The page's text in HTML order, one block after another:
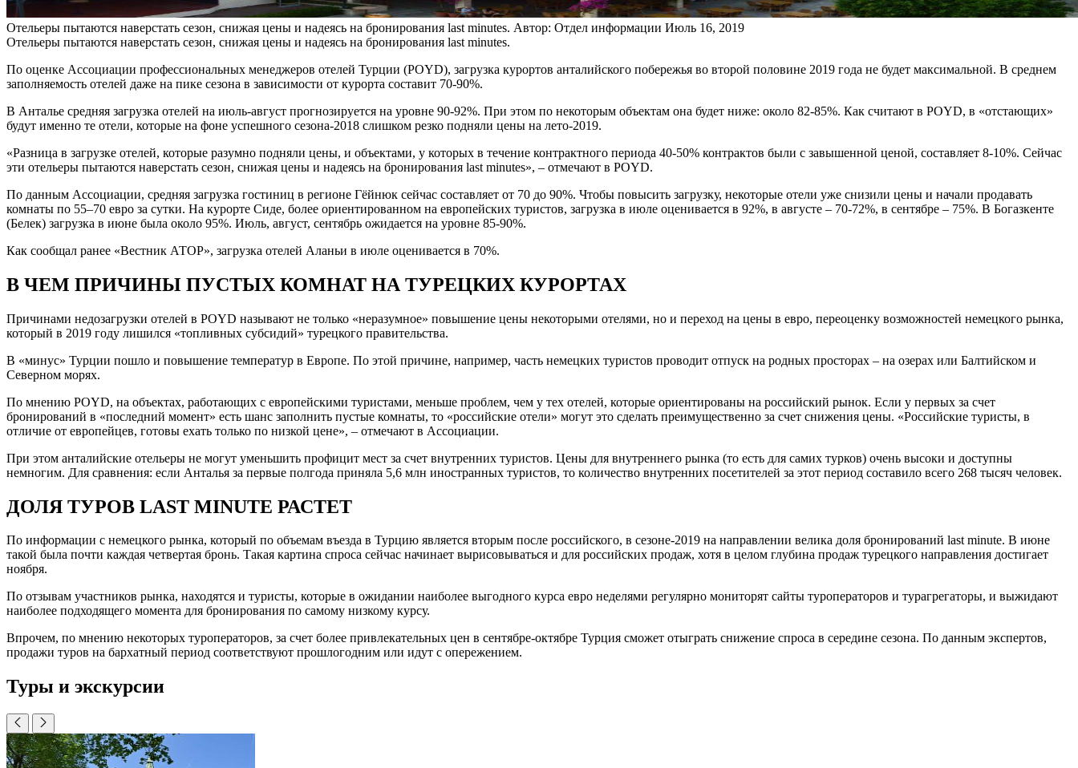
Отельеры пытаются наверстать сезон, снижая цены и надеясь на бронирования last minutes. Автор: Отдел информации Июль 16, 2019
Отельеры пытаются наверстать сезон, снижая цены и надеясь на бронирования last minutes.
По оценке Ассоциации профессиональных менеджеров отелей Турции (POYD), загрузка курортов анталийского побережья во второй половине 2019 года не будет максимальной. В среднем
заполняемость отелей даже на пике сезона в зависимости от курорта составит 70-90%.
В Анталье средняя загрузка отелей на июль-август прогнозируется на уровне 90-92%. При этом по некоторым объектам она будет ниже: около 82-85%. Как считают в POYD, в «отстающих»
будут именно те отели, которые на фоне успешного сезона-2018 слишком резко подняли цены на лето-2019.
«Разница в загрузке отелей, которые разумно подняли цены, и объектами, у которых в течение контрактного периода 40-50% контрактов были с завышенной ценой, составляет 8-10%. Сейчас
эти отельеры пытаются наверстать сезон, снижая цены и надеясь на бронирования last minutes», – отмечают в POYD.
По данным Ассоциации, средняя загрузка гостиниц в регионе Гёйнюк сейчас составляет от 70 до 90%. Чтобы повысить загрузку, некоторые отели уже снизили цены и начали продавать
комнаты по 55–70 евро за сутки. На курорте Сиде, более ориентированном на европейских туристов, загрузка в июле оценивается в 92%, в августе – 70-72%, в сентябре – 75%. В Богазкенте
(Белек) загрузка в июне была около 95%. Июль, август, сентябрь ожидается на уровне 85-90%.
Как сообщал ранее «Вестник АТОР», загрузка отелей Аланьи в июле оценивается в 70%.
В ЧЕМ ПРИЧИНЫ ПУСТЫХ КОМНАТ НА ТУРЕЦКИХ КУРОРТАХ
Причинами недозагрузки отелей в POYD называют не только «неразумное» повышение цены некоторыми отелями, но и переход на цены в евро, переоценку возможностей немецкого рынка,
который в 2019 году лишился «топливных субсидий» турецкого правительства.
В «минус» Турции пошло и повышение температур в Европе. По этой причине, например, часть немецких туристов проводит отпуск на родных просторах – на озерах или Балтийском и
Северном морях.
По мнению POYD, на объектах, работающих с европейскими туристами, меньше проблем, чем у тех отелей, которые ориентированы на российский рынок. Если у первых за счет
бронирований в «последний момент» есть шанс заполнить пустые комнаты, то «российские отели» могут это сделать преимущественно за счет снижения цены. «Российские туристы, в
отличие от европейцев, готовы ехать только по низкой цене», – отмечают в Ассоциации.
При этом анталийские отельеры не могут уменьшить профицит мест за счет внутренних туристов. Цены для внутреннего рынка (то есть для самих турков) очень высоки и доступны
немногим. Для сравнения: если Анталья за первые полгода приняла 5,6 млн иностранных туристов, то количество внутренних посетителей за этот период составило всего 268 тысяч человек.
ДОЛЯ ТУРОВ LAST MINUTE РАСТЕТ
По информации с немецкого рынка, который по объемам въезда в Турцию является вторым после российского, в сезоне-2019 на направлении велика доля бронирований last minute. В июне
такой была почти каждая четвертая бронь. Такая картина спроса сейчас начинает вырисовываться и для российских продаж, хотя в целом глубина продаж турецкого направления достигает
ноября.
По отзывам участников рынка, находятся и туристы, которые в ожидании наиболее выгодного курса евро неделями регулярно мониторят сайты туроператоров и турагрегаторы, и выжидают
наиболее подходящего момента для бронирования по самому низкому курсу.
Впрочем, по мнению некоторых туроператоров, за счет более привлекательных цен в сентябре-октябре Турция сможет отыграть снижение спроса в середине сезона. По данным экспертов,
продажи туров на бархатный период соответствуют прошлогодним или идут с опережением.
Туры и экскурсии